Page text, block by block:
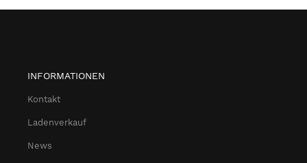
INFORMATIONEN
Kontakt
Ladenverkauf
News